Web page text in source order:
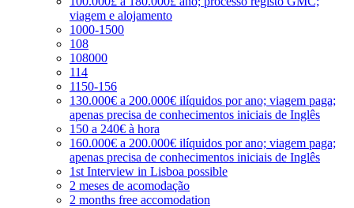
viagem e alojamento
1000-1500
108
108000
114
1150-156
130.000€ a 200.000€ ilíquidos por ano; viagem paga;
apenas precisa de conhecimentos iniciais de Inglês
150 a 240€ à hora
160.000€ a 200.000€ ilíquidos por ano; viagem paga;
apenas precisa de conhecimentos iniciais de Inglês
1st Interview in Lisboa possible
2 meses de acomodação
2 months free accomodation